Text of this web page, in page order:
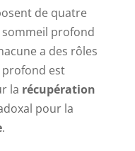
de quatre
sommeil profond
a des rôles
profond est
la récupération
pour la
.